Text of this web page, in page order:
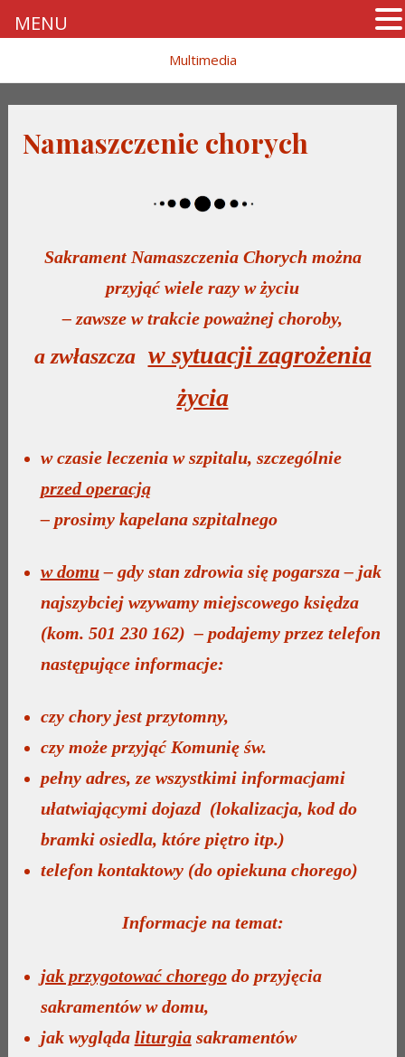
Multimedia
Namaszczenie chorych
Sakrament Namaszczenia Chorych można
przyjąć wiele razy w życiu
– zawsze w trakcie poważnej choroby,
a zwłaszcza w sytuacji zagrożenia
życia
w czasie leczenia w szpitalu, szczególnie
przed operacją
– prosimy kapelana szpitalnego
w domu– gdy stan zdrowia się pogarsza – jak
najszybciej wzywamy miejscowego księdza
(kom. 501 230 162)– podajemy przez telefon
następujące informacje:
czy chory jest przytomny,
czy może przyjąć Komunię św.
pełny adres, ze wszystkimi informacjami
ułatwiającymi dojazd (lokalizacja, kod do
bramki osiedla, które piętro itp.)
telefon kontaktowy (do opiekuna chorego)
Informacje na temat:
jak przygotować choregodo przyjęcia
sakramentów w domu,
jak wygląda liturgiasakramentów
MENU